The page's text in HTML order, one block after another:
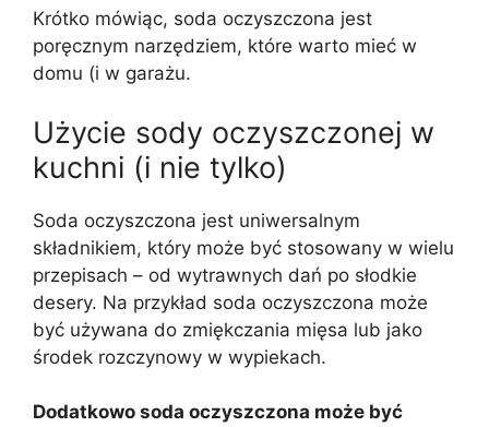
Krótko mówiąc, soda oczyszczona jest
poręcznym narzędziem, które warto mieć w
domu (i w garażu.
Użycie sody oczyszczonej w
kuchni (i nie tylko)
Soda oczyszczona jest uniwersalnym
składnikiem, który może być stosowany w wielu
przepisach – od wytrawnych dań po słodkie
desery. Na przykład soda oczyszczona może
być używana do zmiękczania mięsa lub jako
środek rozczynowy w wypiekach.
Dodatkowo soda oczyszczona może być